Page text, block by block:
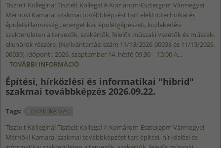
Tisztelt Kollegina! Tisztelt Kollega! A Komárom-Esztergom Vármegyei
Mérnöki Kamara, szakmai továbbképzést tart elektrotechnikai és
épületvillamossági, energetikai, épületgépészeti, közlekedési
szakterületen a tervezők, szakértők, felelős műszaki vezetők és műszaki
ellenőrök részére. (Nyilvántartási szám 11/13/2026-00038 és 11/13/2026-
00039) Időpont : 2026. szeptember 14. hétfő 09:30 – 15:00 A...
TOVÁBBI INFORMÁCIÓ
KAPCSOLATOSAN
Építési, hírközlési és informatikai "hibrid"
szakmai továbbképzés 2026.09.22.
Tags: továbbképzés
Tisztelt Kollegina! Tisztelt Kollega! A Komárom-Esztergom Vármegyei
Mérnöki Kamara, szakmai továbbképzést tart építési, hírközlési és